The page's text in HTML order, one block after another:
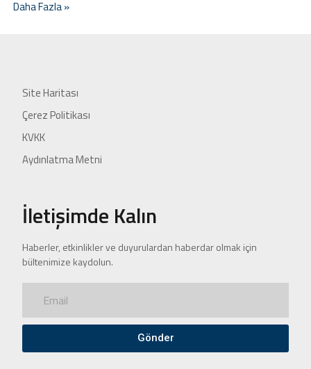
Daha Fazla »
Site Haritası
Çerez Politikası
KVKK
Aydınlatma Metni
İletişimde Kalın
Haberler, etkinlikler ve duyurulardan haberdar olmak için
bültenimize kaydolun.
Gönder